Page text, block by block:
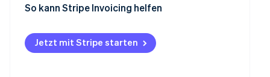
Getrennte Angabe von Vergütung und Ausgaben
So kann Stripe Invoicing helfen
Jetzt mit Stripe starten